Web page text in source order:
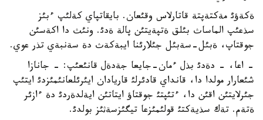
ةكةؤئ مةكتةپتة قاتارلاس وقئعان. بايقاتپاي كةلئپ ءبئز
سذعئپ الماساث بئلق ةتپةيتئن پالة ةدئ. ونئث دا اكةسئن
جوقتاپ، ةبئل-سةبئل جئلارئنا ايبةكةث دة سةنبةي تذر عوي.
- اعا، - دةدئ بذل ءمان-جايعا جةدةل قانئعئپ: - جانازا
شئعارار مولدا دا، قانداي قادئرلئ قاريادان ايئرئلعانئمئزدئ ايتئپ
جئرلايتئن اقئن دا، ءتئپتئ جوقتاؤ ايتاتئن ايةلدةردئ دة ءازئر
ةتةم. تةك سذيةكتئ قولئمئزعا تيگئزسةثئز بولدئ.